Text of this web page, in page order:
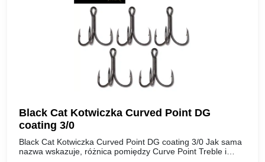
Black Cat Kotwiczka Curved Point DG
coating 3/0
Black Cat Kotwiczka Curved Point DG coating 3/0 Jak sama
nazwa wskazuje, różnica pomiędzy Curve Point Treble i